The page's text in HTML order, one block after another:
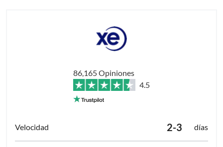
86,165 Opiniones
4.5
2-3 días